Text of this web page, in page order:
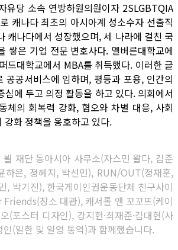
유당 소속 연방하원의원이자 2SLGBTQIA
캐나다 최초의 아시아계 성소수자 선출직
캐나다에서 성장했으며, 세 나라에 걸친 국
쌓은 기업 전문 변호사다. 멜버른대학교에
드대학교에서 MBA를 취득했다. 이러한 글
공공서비스에 임하며, 평등과 포용, 인간의
심에 두고 의정 활동을 하고 있다. 의회에서
체의 회복력 강화, 혐오와 차별 대응, 사회
강화 정책을 옹호하고 있다.
재단 동아시아 사무소(자스민 왈다, 김준
하은, 정혜지, 박선민), RUN/OUT(정재훈,
, 박기진), 한국게이인권운동단체 친구사이
장소 대관), 캐서롤 앤 꼬꼬뜨(케이
(포스터 디자인), 강지헌·최재준·김대현(사
(일한 및 일영 통역)과 함께했습니다.